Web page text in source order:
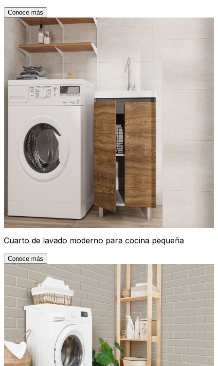
Conoce más
Cuarto de lavado moderno para cocina pequeña
Conoce más